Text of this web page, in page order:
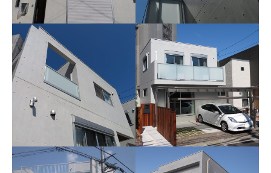
横浜市T様邸
４部屋の居室が可能な25坪住
相模原市S様邸
「内断熱のエコハウス」